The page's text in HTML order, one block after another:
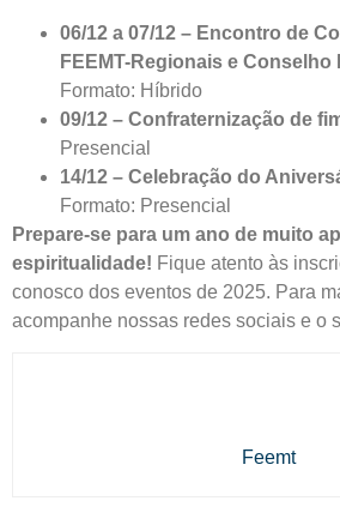
06/12 a 07/12 – Encontro de
FEEMT-Regionais e Conselho
Formato: Híbrido
09/12 – Confraternização de
Presencial
14/12 – Celebração do
Formato: Presencial
Prepare-se para um ano de muito
espiritualidade! Fique atento às
conosco dos eventos de 2025. Para
acompanhe nossas redes sociais e o
Feemt